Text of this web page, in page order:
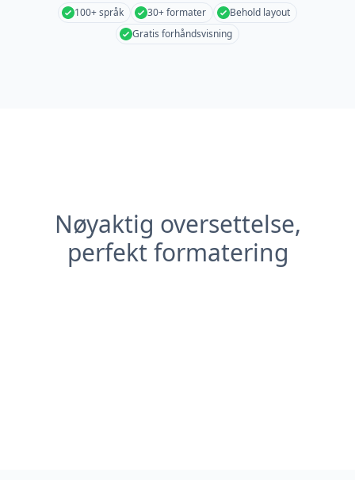
100+ språk 30+ formater
Behold layout
Gratis forhåndsvisning
Nøyaktig oversettelse,
perfekt formatering